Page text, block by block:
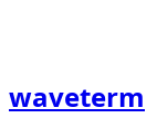
waveterm